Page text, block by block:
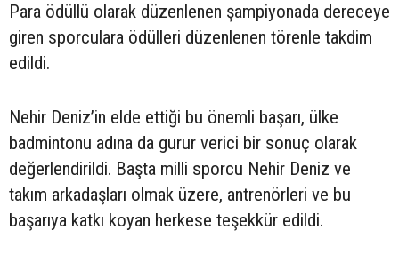
Para ödüllü olarak düzenlenen şampiyonada dereceye
giren sporculara ödülleri düzenlenen törenle takdim
edildi.
Nehir Deniz’in elde ettiği bu önemli başarı, ülke
badmintonu adına da gurur verici bir sonuç olarak
değerlendirildi. Başta milli sporcu Nehir Deniz ve
takım arkadaşları olmak üzere, antrenörleri ve bu
başarıya katkı koyan herkese teşekkür edildi.